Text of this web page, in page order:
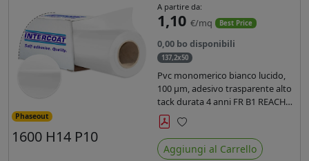
Phaseout
1600 H14 P10
A partire da:
1,10 €/mq Best Price
0,00 bo disponibili
137,2x50
Pvc monomerico bianco lucido,
100 µm, adesivo trasparente alto
tack durata 4 anni FR B1 REACH
per stampa solvente ecosolvente
uv latex, Liner in carta KRAFT
monosiliconata 135gr. brand
Intercoat.
Preferiti
Aggiungi al Carrello